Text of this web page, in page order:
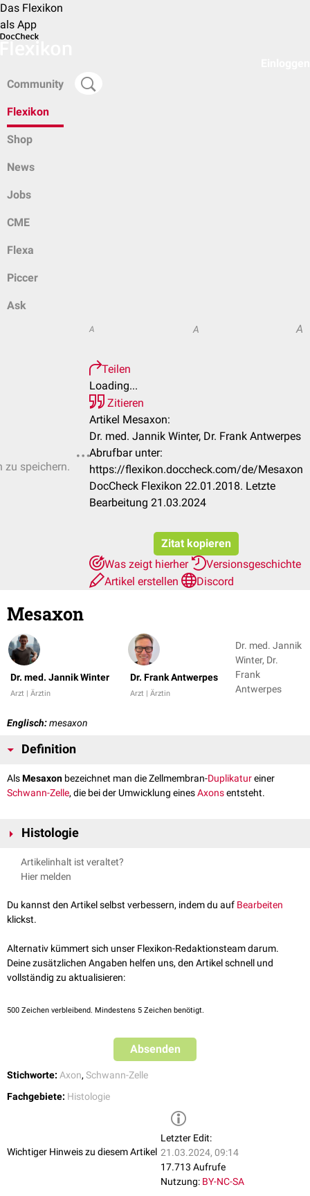
Das Flexikon
als App
Community
Flexikon
Shop
News
Jobs
CME
Flexa
Piccer
Ask
zu speichern.
A A A
Teilen
Loading...
Zitieren
Artikel Mesaxon:
Dr. med. Jannik Winter, Dr. Frank Antwerpes
Abrufbar unter:
https://flexikon.doccheck.com/de/Mesaxon
DocCheck Flexikon 22.01.2018. Letzte
Bearbeitung 21.03.2024
Zitat kopieren
Was zeigt hierher
Versionsgeschichte
Artikel erstellen
Discord
Mesaxon
Dr. med. Jannik Winter
Arzt | Ärztin
Dr. Frank Antwerpes
Arzt | Ärztin
Dr. med. Jannik
Winter, Dr.
Frank
Antwerpes
Englisch:mesaxon
Definition
AlsMesaxon bezeichnet man die Zellmembran-Duplikatureiner
Schwann-Zelle, die bei der Umwicklung einesAxonsentsteht.
Histologie
Das Mesaxon kommt dadurch zustande, dass sich das Axon in die
Schwann-Zelle hineindrückt und in ihr versinkt. Die dabei entstandenen
Membranduplikatur. Da die Schwann-Zelle anschließend das Axon
mehrfach umwickelt, wird das Mesaxon entsprechend verlängert und
Man unterscheidet eininneres Mesaxon(Mesaxon internum), das sich
am inneren Zellmembranteil der Schwann-Zelle nahe am Axon befindet
und einäußeres Mesaxon(Mesaxon externum), das an den äußeren
Artikelinhalt ist veraltet?
Hier melden
Du kannst den Artikel selbst verbessern, indem du auf Bearbeiten
klickst.
Alternativ kümmert sich unser Flexikon-Redaktionsteam darum.
Deine zusätzlichen Angaben helfen uns, den Artikel schnell und
vollständig zu aktualisieren:
500 Zeichen verbleibend. Mindestens 5 Zeichen benötigt.
Absenden
Stichworte: Axon, Schwann-Zelle
Fachgebiete: Histologie
Wichtiger Hinweis zu diesem Artikel
Letzter Edit:
21.03.2024, 09:14
17.713 Aufrufe
Nutzung: BY-NC-SA